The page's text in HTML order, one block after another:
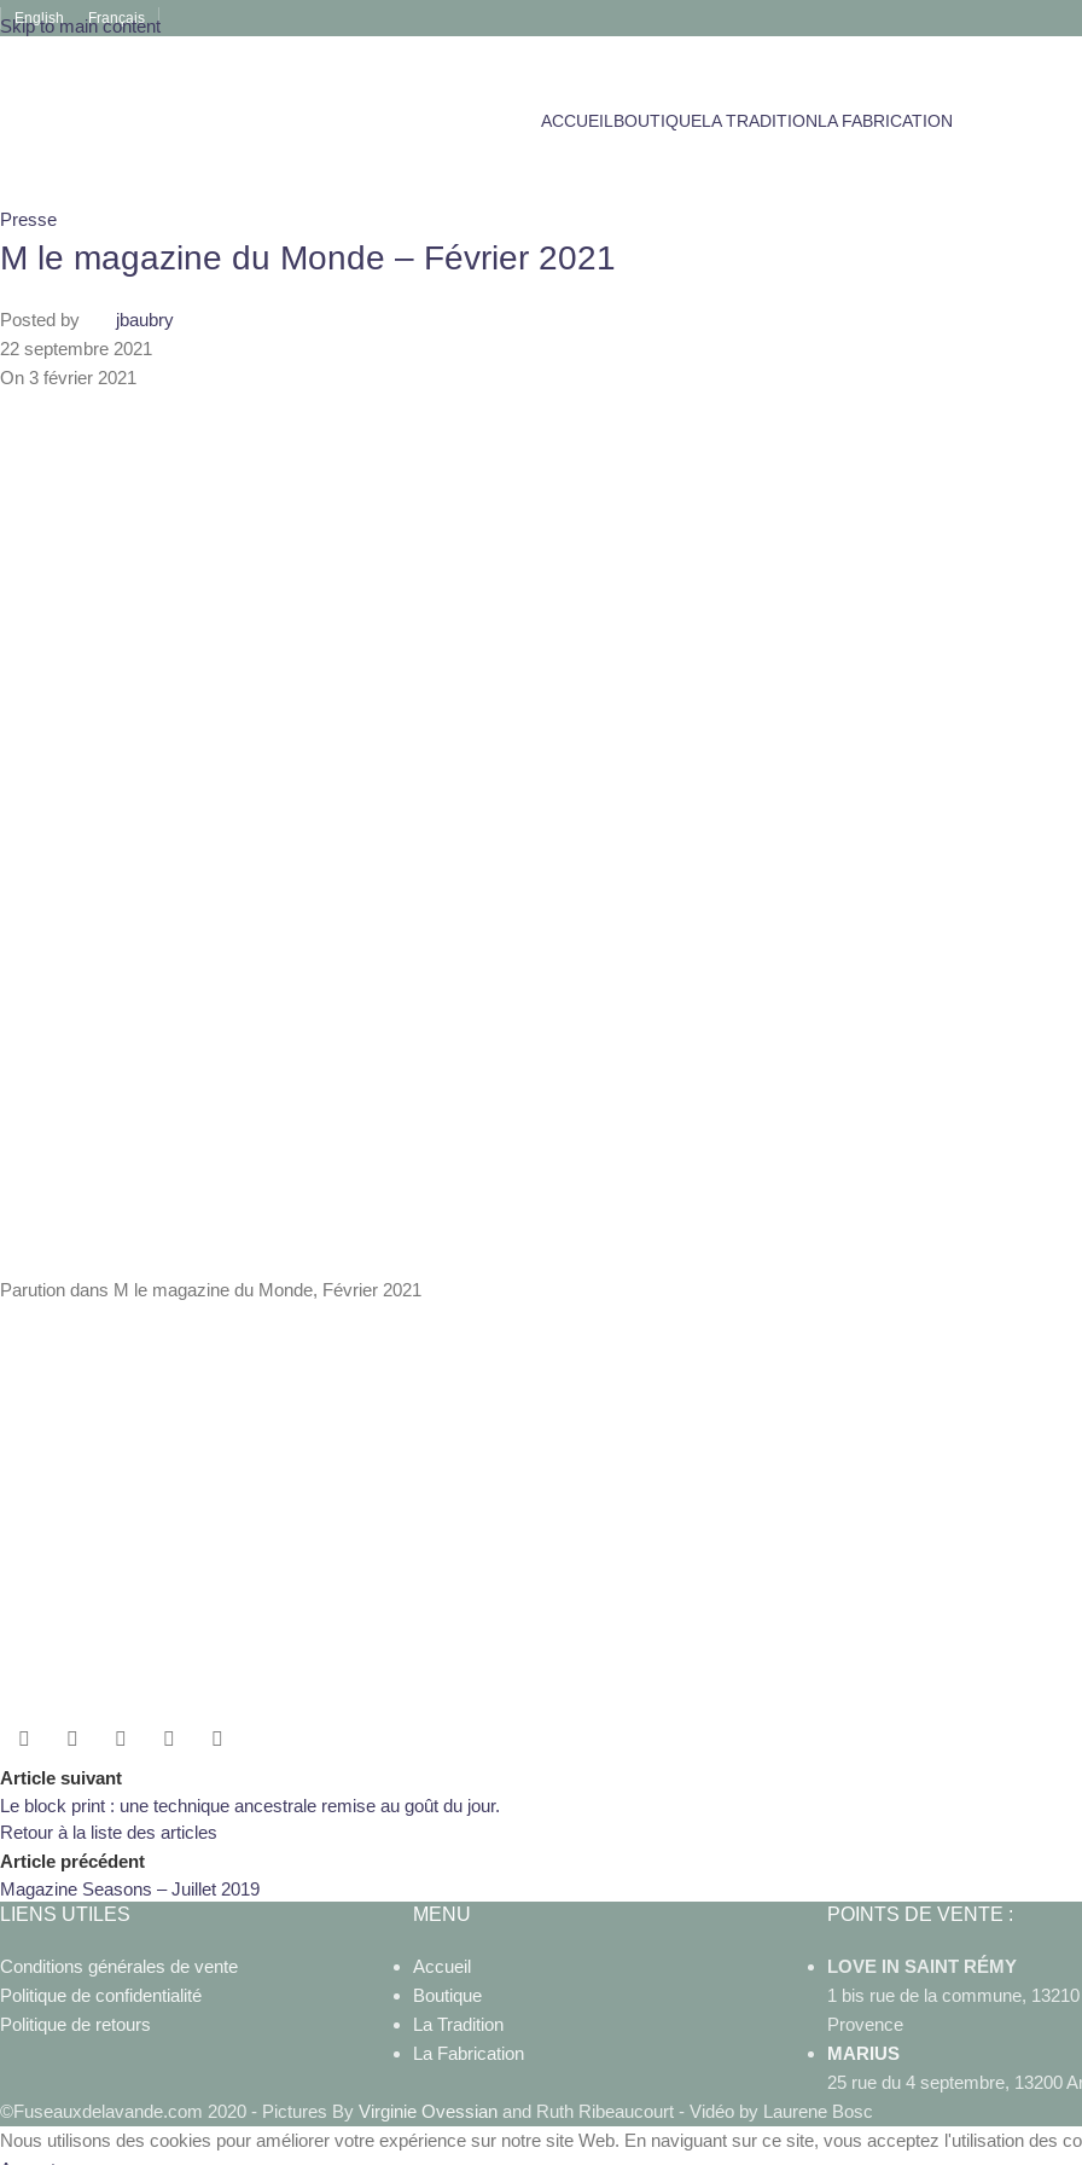
Skip to main content
English Français
ACCUEIL BOUTIQUELA TRADITIONLA FABRICATION
Presse
M le magazine du Monde – Février 2021
Posted by
jbaubry
22 septembre 2021
On 3 février 2021
Parution dans M le magazine du Monde, Février 2021
Article suivant
Le block print : une technique ancestrale remise au goût du jour.
Retour à la liste des articles
Article précédent
Magazine Seasons – Juillet 2019
LIENS UTILES
Conditions générales de vente
Politique de confidentialité
Politique de retours
MENU
Accueil
Boutique
La Tradition
La Fabrication
POINTS DE VENTE :
LOVE IN SAINT RÉMY
1 bis rue de la commune,
Provence
MARIUS
25 rue du 4 septembre, 13200
©Fuseauxdelavande.com 2020 - Pictures By Virginie Ovessian and Ruth Ribeaucourt - Vidéo by Laurene Bosc
Nous utilisons des cookies pour améliorer votre expérience sur notre site Web. En naviguant sur ce site, vous acceptez l'utilisation des